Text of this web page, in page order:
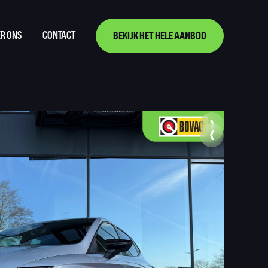
ONS CONTACT BEKIJK HET HELE AANBOD